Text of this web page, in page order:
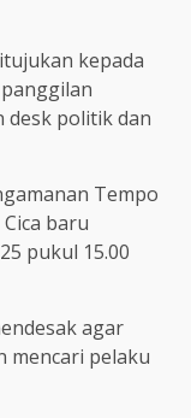
kepada
panggilan
desk politik dan
Tempo
baru
pukul 15.00
agar
mencari pelaku